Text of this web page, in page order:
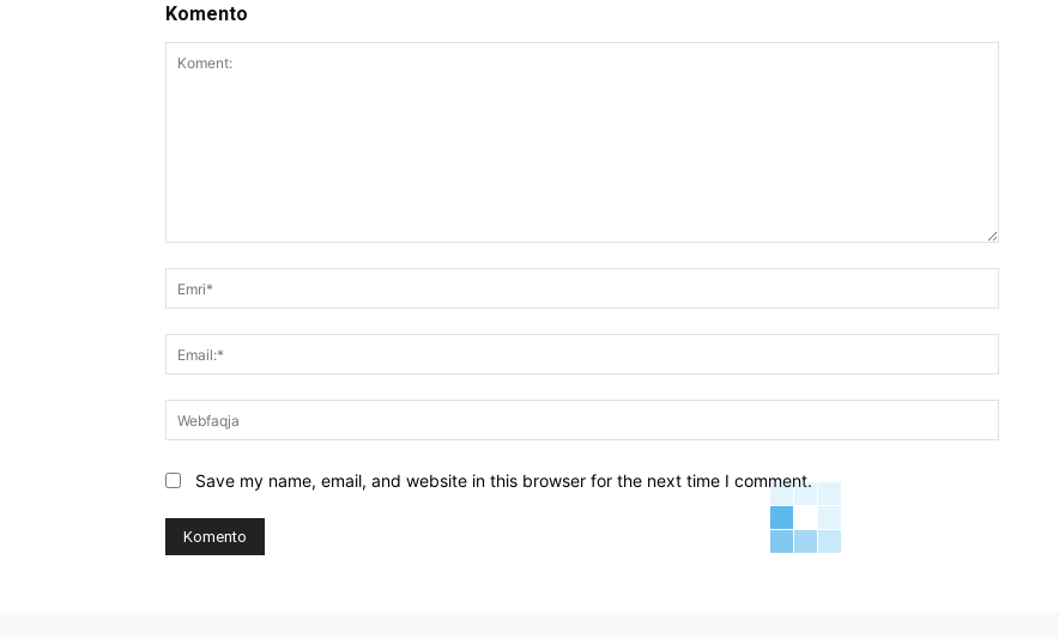
Komento
Save my name, email, and website in this browser for the next time I comment.